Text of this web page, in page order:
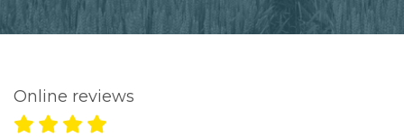
Online reviews